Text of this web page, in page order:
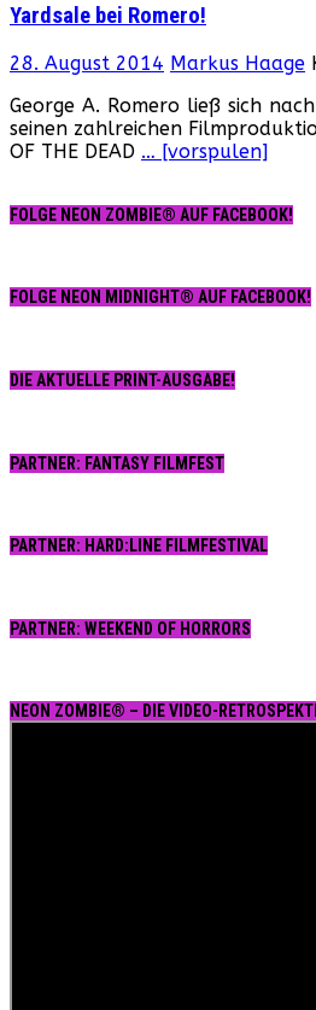
Yardsale bei Romero!
28. August 2014 Markus Haage
George A. Romero ließ sich
seinen zahlreichen
OF THE DEAD … [vorspulen]
FOLGE NEON ZOMBIE® AUF FACEBOOK!
FOLGE NEON MIDNIGHT® AUF FACEBOOK!
DIE AKTUELLE PRINT-AUSGABE!
PARTNER: FANTASY FILMFEST
PARTNER: HARD:LINE FILMFESTIVAL
PARTNER: WEEKEND OF HORRORS
NEON ZOMBIE® – DIE VIDEO-